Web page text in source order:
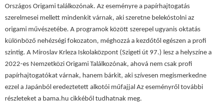
Országos Origami találkozónak. Az eseményre a papírhajtogatás
szerelmesei mellett mindenkit várnak, aki szeretne belekóstolni az
origami művészetébe. A programok között szerepel ugyanis oktatás
különböző nehézségi fokozaton, méghozzá a kezdőtől egészen a profi
szintig. A Miroslav Krleza Iskolaközpont (Szigeti út 97.) lesz a helyszíne a
2022-es Nemzetközi Origami Találkozónak, ahová nem csak profi
papírhajtogatókat várnak, hanem bárkit, aki szívesen megismerkedne
ezzel a Japánból eredeztetett alkotói műfajjal Az eseményről további
részleteket a bama.hu cikkéből tudhatnak meg.